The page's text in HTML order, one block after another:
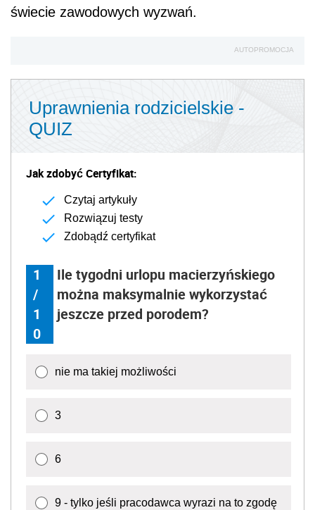
świecie zawodowych wyzwań.
AUTOPROMOCJA
Uprawnienia rodzicielskie -
QUIZ
Jak zdobyć Certyfikat:
Czytaj artykuły
Rozwiązuj testy
Zdobądź certyfikat
1
/
1
0
Ile tygodni urlopu macierzyńskiego
można maksymalnie wykorzystać
jeszcze przed porodem?
nie ma takiej możliwości
3
6
9 - tylko jeśli pracodawca wyrazi na to zgodę